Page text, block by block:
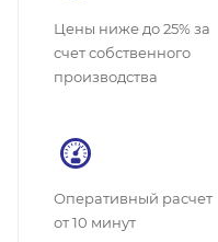
Цены ниже до 25% за
счет собственного
производства
Оперативный расчет
от 10 минут